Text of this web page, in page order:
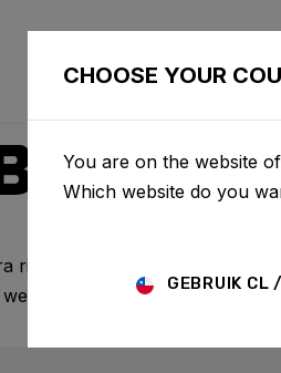
ridley-bikes.com y puede
CHOOSE YOUR
You are on the website
Which website do you
GEBRUIK CL